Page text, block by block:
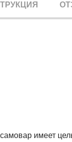
имеет